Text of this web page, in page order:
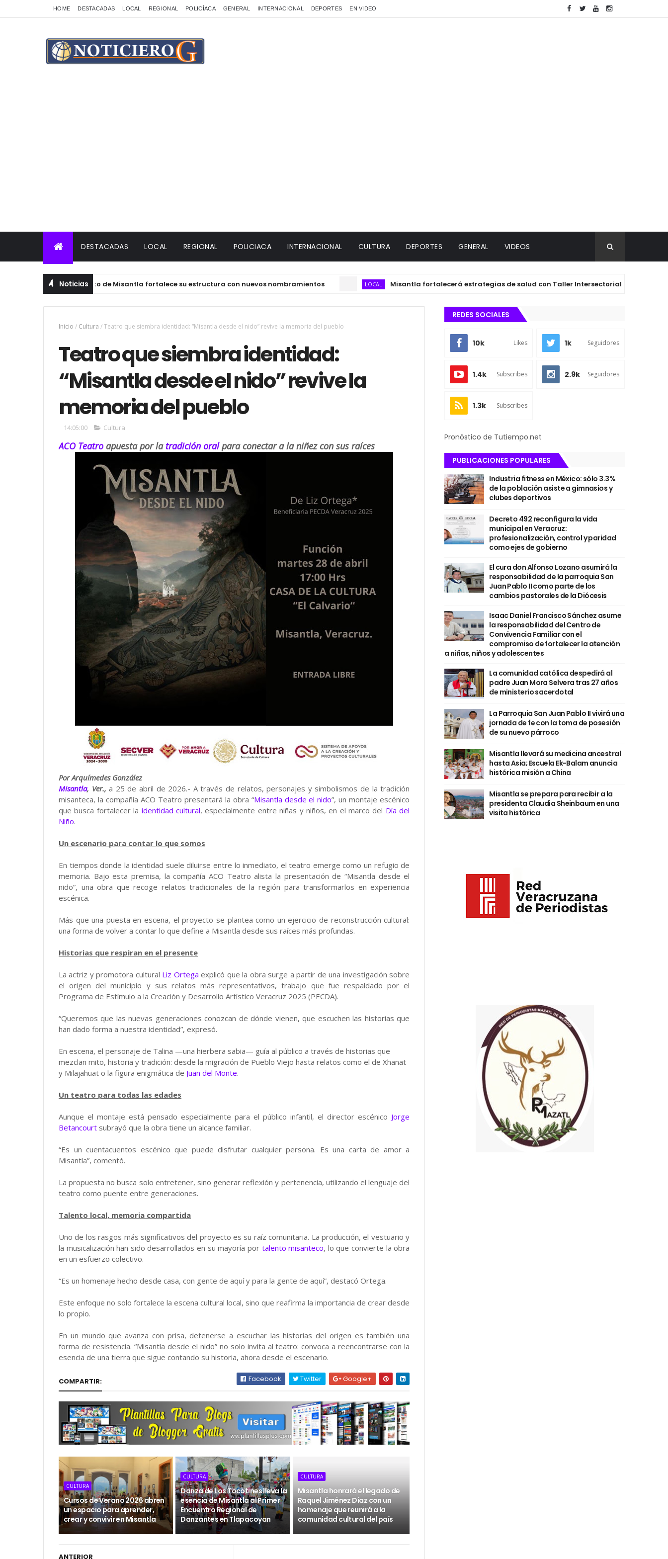
HOME DESTACADAS LOCAL REGIONAL POLICÍACA GENERAL INTERNACIONAL DEPORTES EN VIDEO
DESTACADAS LOCAL REGIONAL POLICIACA INTERNACIONAL CULTURA DEPORTES GENERAL VIDEOS
Noticias
Ayuntamiento de Misantla fortalece su estructura con nuevos nombramientos Misantla fortalecerá estrategias de salud con Taller Intersectorial de Planeación
Inicio / Cultura /Teatro que siembra identidad: “Misantla desde el nido” revive la memoria del pueblo
Teatro que siembra identidad:
“Misantla desde el nido” revive la
memoria del pueblo
14:05:00 Cultura
ACO Teatro apuesta por latradición oralpara conectar a la niñez con sus raíces
Por Arquímedes González
Misantla, Ver., a 25 de abril de 2026.- A través de relatos, personajes y simbolismos de la tradición
misanteca, la compañía ACO Teatro presentará la obra “Misantla desde el nido”, un montaje escénico
que busca fortalecer la identidad cultural, especialmente entre niñas y niños, en el marco del Día del
Niño.
Un escenario para contar lo que somos
En tiempos donde la identidad suele diluirse entre lo inmediato, el teatro emerge como un refugio de
memoria. Bajo esta premisa, la compañía ACO Teatro alista la presentación de “Misantla desde el
nido”, una obra que recoge relatos tradicionales de la región para transformarlos en experiencia
escénica.
Más que una puesta en escena, el proyecto se plantea como un ejercicio de reconstrucción cultural:
una forma de volver a contar lo que define a Misantla desde sus raíces más profundas.
Historias que respiran en el presente
La actriz y promotora cultural Liz Ortega explicó que la obra surge a partir de una investigación sobre
el origen del municipio y sus relatos más representativos, trabajo que fue respaldado por el
Programa de Estímulo a la Creación y Desarrollo Artístico Veracruz 2025 (PECDA).
“Queremos que las nuevas generaciones conozcan de dónde vienen, que escuchen las historias que
han dado forma a nuestra identidad”, expresó.
En escena, el personaje de Talina —una hierbera sabia— guía al público a través de historias que
mezclan mito, historia y tradición: desde la migración de Pueblo Viejo hasta relatos como el de Xhanat
y Milajahuat o la figura enigmática de Juan del Monte.
Un teatro para todas las edades
Aunque el montaje está pensado especialmente para el público infantil, el director escénico Jorge
Betancourt subrayó que la obra tiene un alcance familiar.
“Es un cuentacuentos escénico que puede disfrutar cualquier persona. Es una carta de amor a
Misantla”, comentó.
La propuesta no busca solo entretener, sino generar reflexión y pertenencia, utilizando el lenguaje del
teatro como puente entre generaciones.
Talento local, memoria compartida
Uno de los rasgos más significativos del proyecto es su raíz comunitaria. La producción, el vestuario y
la musicalización han sido desarrollados en su mayoría por talento misanteco, lo que convierte la obra
en un esfuerzo colectivo.
“Es un homenaje hecho desde casa, con gente de aquí y para la gente de aquí”, destacó Ortega.
Este enfoque no solo fortalece la escena cultural local, sino que reafirma la importancia de crear desde
lo propio.
En un mundo que avanza con prisa, detenerse a escuchar las historias del origen es también una
forma de resistencia. “Misantla desde el nido” no solo invita al teatro: convoca a reencontrarse con la
esencia de una tierra que sigue contando su historia, ahora desde el escenario.
COMPARTIR: Facebook Twitter Google+
CULTURA
Cursos de Verano 2026 abren
un espacio para aprender,
crear y convivir en Misantla
CULTURA
Danza de Los Tocotines lleva la
esencia de Misantla al Primer
Encuentro Regional de
Danzantes en Tlapacoyan
CULTURA
Misantla honrará el legado de
Raquel Jiménez Díaz con un
homenaje que reunirá a la
comunidad cultural del país
ANTERIOR
REDES SOCIALES
10k Likes 1k Seguidores
1.4k Subscribes 2.9k Seguidores
1.3k Subscribes
Pronóstico de Tutiempo.net
PUBLICACIONES POPULARES
Industria fitness en México: sólo 3.3%
de la población asiste a gimnasios y
clubes deportivos
Decreto 492 reconfigura la vida
municipal en Veracruz:
profesionalización, control y paridad
como ejes de gobierno
El cura don Alfonso Lozano asumirá la
responsabilidad de la parroquia San
Juan Pablo II como parte de los
cambios pastorales de la Diócesis
Isaac Daniel Francisco Sánchez asume
la responsabilidad del Centro de
Convivencia Familiar con el
compromiso de fortalecer la atención
a niñas, niños y adolescentes
La comunidad católica despedirá al
padre Juan Mora Selvera tras 27 años
de ministerio sacerdotal
La Parroquia San Juan Pablo II vivirá una
jornada de fe con la toma de posesión
de su nuevo párroco
Misantla llevará su medicina ancestral
hasta Asia; Escuela Ek-Balam anuncia
histórica misión a China
Misantla se prepara para recibir a la
presidenta Claudia Sheinbaum en una
visita histórica